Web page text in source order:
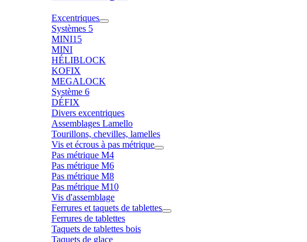
Excentriques
Systèmes 5
MINI15
MINI
HÉLIBLOCK
KOFIX
MEGALOCK
Système 6
DÉFIX
Divers excentriques
Assemblages Lamello
Tourillons, chevilles, lamelles
Vis et écrous à pas métrique
Pas métrique M4
Pas métrique M6
Pas métrique M8
Pas métrique M10
Vis d'assemblage
Ferrures et taquets de tablettes
Ferrures de tablettes
Taquets de tablettes bois
Taquets de glace